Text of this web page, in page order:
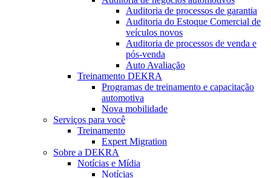
Auditoria de processos de garantia
Auditoria do Estoque Comercial de
veículos novos
Auditoria de processos de venda e
pós-venda
Auto Avaliação
Treinamento DEKRA
Programas de treinamento e capacitação
automotiva
Nova mobilidade
Serviços para você
Treinamento
Expert Migration
Sobre a DEKRA
Notícias e Mídia
Notícias